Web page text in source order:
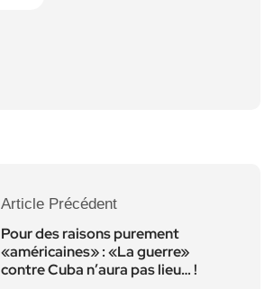
Article Précédent
Pour des raisons purement
«américaines» : «La guerre»
contre Cuba n’aura pas lieu… !